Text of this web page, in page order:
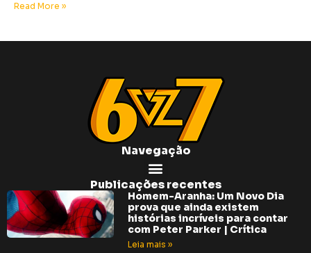
Read More »
Navegação
Publicações recentes
Homem-Aranha: Um Novo Dia
prova que ainda existem
histórias incríveis para contar
com Peter Parker | Crítica
Leia mais »